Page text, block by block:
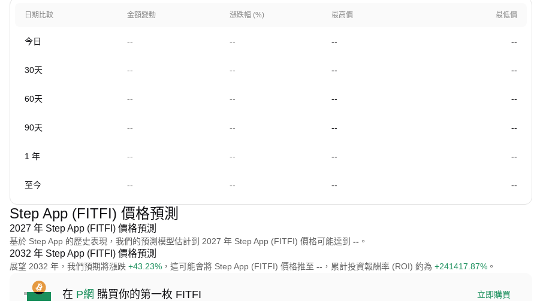
日期比較 金額變動 漲跌幅 (%) 最高價 最低價
今日 -- -- -- --
30天 -- -- -- --
60天 -- -- -- --
90天 -- -- -- --
1 年 -- -- -- --
至今 -- -- -- --
Step App (FITFI) 價格預測
2027 年 Step App (FITFI) 價格預測
基於 Step App 的歷史表現，我們的預測模型估計到 2027 年 Step App (FITFI) 價格可能達到 -- 。
2032 年 Step App (FITFI) 價格預測
展望 2032 年，我們預期將漲跌 +43.23% ，這可能會將 Step App (FITFI) 價格推至 -- ，累計投資報酬率 (ROI) 約為 +241417.87% 。
在 P網 購買你的第一枚 FITFI 立即購買